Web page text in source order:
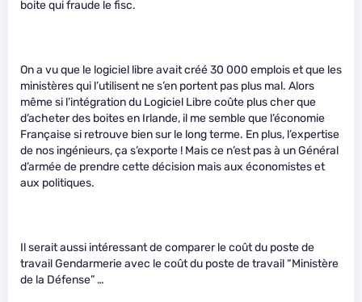
boite qui fraude le fisc.
On a vu que le logiciel libre avait créé 30 000 emplois et que les
ministères qui l’utilisent ne s’en portent pas plus mal. Alors
même si l’intégration du Logiciel Libre coûte plus cher que
d’acheter des boites en Irlande, il me semble que l’économie
Française si retrouve bien sur le long terme. En plus, l’expertise
de nos ingénieurs, ça s’exporte ! Mais ce n’est pas à un Général
d’armée de prendre cette décision mais aux économistes et
aux politiques.
Il serait aussi intéressant de comparer le coût du poste de
travail Gendarmerie avec le coût du poste de travail “Ministère
de la Défense” …